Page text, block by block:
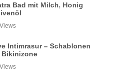
Bad mit Milch, Honig
Views
Intimrasur – Schablonen
Views